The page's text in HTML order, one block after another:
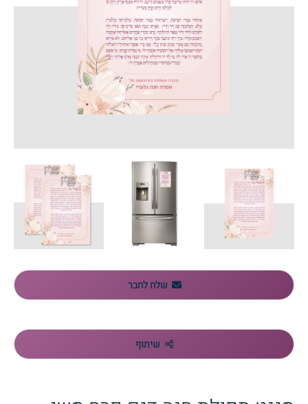
שלח לחבר
שיתוף